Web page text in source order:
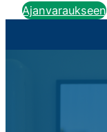
Ajanvaraukseen